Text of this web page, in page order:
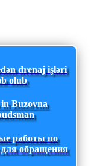
drenaj işləri
olub
Buzovna
работы по
для обращения